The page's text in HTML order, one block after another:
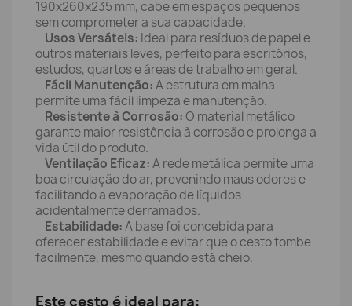
190x260x235 mm, cabe em espaços pequenos
sem comprometer a sua capacidade.
Usos Versáteis: Ideal para resíduos de papel e
outros materiais leves, perfeito para escritórios,
estudos, quartos e áreas de trabalho em geral.
Fácil Manutenção:A estrutura em malha
permite uma fácil limpeza e manutenção.
Resistente à Corrosão:O material metálico
garante maior resistência à corrosão e prolonga a
vida útil do produto.
Ventilação Eficaz:A rede metálica permite uma
boa circulação do ar, prevenindo maus odores e
facilitando a evaporação de líquidos
acidentalmente derramados.
Estabilidade:A base foi concebida para
oferecer estabilidade e evitar que o cesto tombe
facilmente, mesmo quando está cheio.
Este cesto é ideal para: